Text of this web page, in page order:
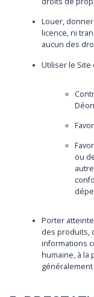
Louer,
licence, ni
aucun des
Utiliser le Site
ou
Porter
des produits,
informations
humaine, à la
généralement